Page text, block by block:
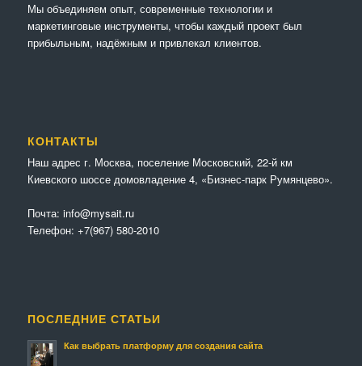
Мы объединяем опыт, современные технологии и
маркетинговые инструменты, чтобы каждый проект был
прибыльным, надёжным и привлекал клиентов.
КОНТАКТЫ
Наш адрес г. Москва, поселение Московский, 22-й км
Киевского шоссе домовладение 4, «Бизнес-парк Румянцево».
Почта: info@mysait.ru
Телефон: +7(967) 580-2010
ПОСЛЕДНИЕ СТАТЬИ
Как выбрать платформу для создания сайта